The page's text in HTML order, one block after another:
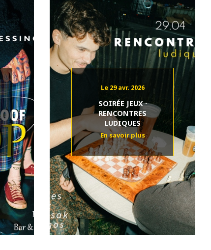
Le 29 avr. 2026
SOIRÉE JEUX ·
RENCONTRES
LUDIQUES